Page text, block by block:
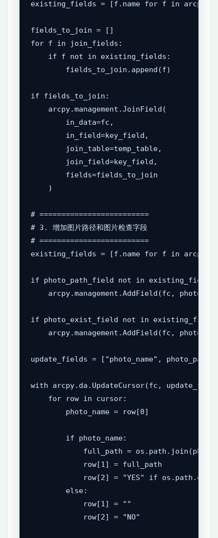
existing_fields = [f.name for f in
fields_to_join = []
for f in join_fields:
    if f not in existing_fields:
        fields_to_join.append(f)
if fields_to_join:
    arcpy.management.JoinField(
        in_data=fc,
        in_field=key_field,
        join_table=temp_table,
        join_field=key_field,
        fields=fields_to_join
    )
# =========================
# 3. 增加图片路径和图片检查字段
# =========================
existing_fields = [f.name for f in
if photo_path_field not in
arcpy.management.AddField(fc,
if photo_exist_field not in
arcpy.management.AddField(fc,
update_fields = ["photo_name",
with arcpy.da.UpdateCursor(fc,
    for row in cursor:
        photo_name = row[0]
        if photo_name:
full_path =
            row[1] = full_path
row[2] = "YES" if
        else:
            row[1] = ""
            row[2] = "NO"